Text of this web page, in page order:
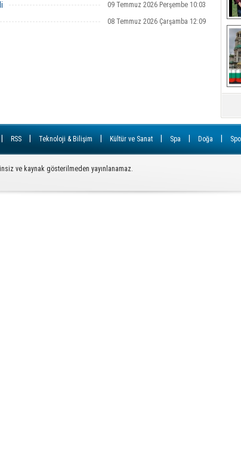
09 Temmuz 2026 Perşembe 10:03
08 Temmuz 2026 Çarşamba 12:09
RSS Teknoloji & Bilişim Kültür ve Sanat Spa Doğa
ve kaynak gösterilmeden yayınlanamaz.